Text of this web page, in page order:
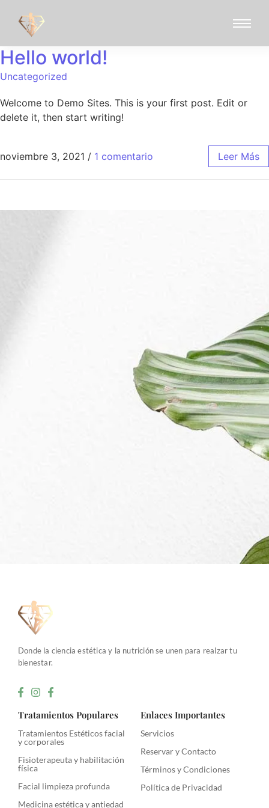
Hello world!
Uncategorized
Welcome to Demo Sites. This is your first post. Edit or
delete it, then start writing!
noviembre 3, 2021 / 1 comentario Leer Más
Donde la ciencia estética y la nutrición se unen para realzar tu
bienestar.
Tratamientos Populares
Tratamientos Estéticos facial
y corporales
Fisioterapeuta y habilitación
física
Facial limpieza profunda
Medicina estética y antiedad
Enlaces Importantes
Servicios
Reservar y Contacto
Términos y Condiciones
Política de Privacidad